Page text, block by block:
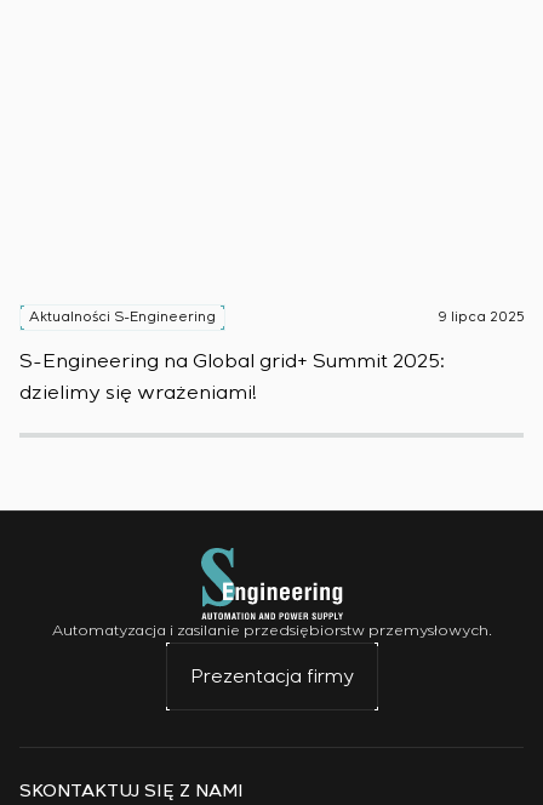
Aktualności S-Engineering 9 lipca 2025
S-Engineering na Global grid+ Summit 2025:
dzielimy się wrażeniami!
Automatyzacja i zasilanie przedsiębiorstw przemysłowych.
Prezentacja firmy
SKONTAKTUJ SIĘ Z NAMI